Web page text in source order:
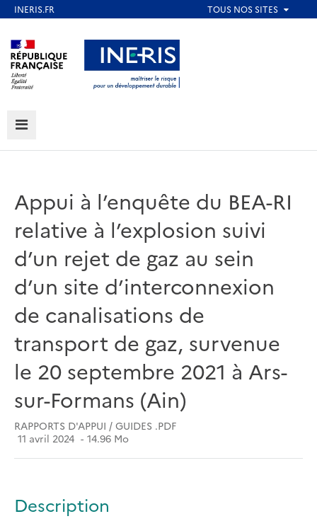
au
contenu
principal
Aller au contenu Aller au menu
Aller au pied de page
MENU
Appui à l’enquête du BEA-RI
relative à l’explosion suivi
d’un rejet de gaz au sein
d’un site d’interconnexion
de canalisations de
transport de gaz, survenue
le 20 septembre 2021 à Ars-
sur-Formans (Ain)
RAPPORTS D'APPUI / GUIDES .PDF
11 avril 2024
14.96 Mo
Description